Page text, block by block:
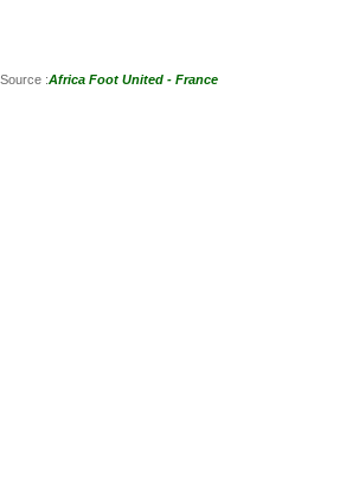
Source :Africa Foot United - France